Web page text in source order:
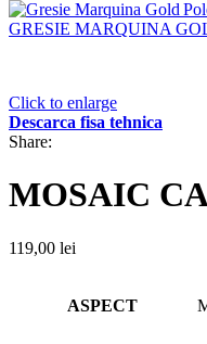
GRESIE MARQUINA
Click to enlarge
Descarca fisa tehnica
Share:
MOSAIC
119,00 lei
ASPECT